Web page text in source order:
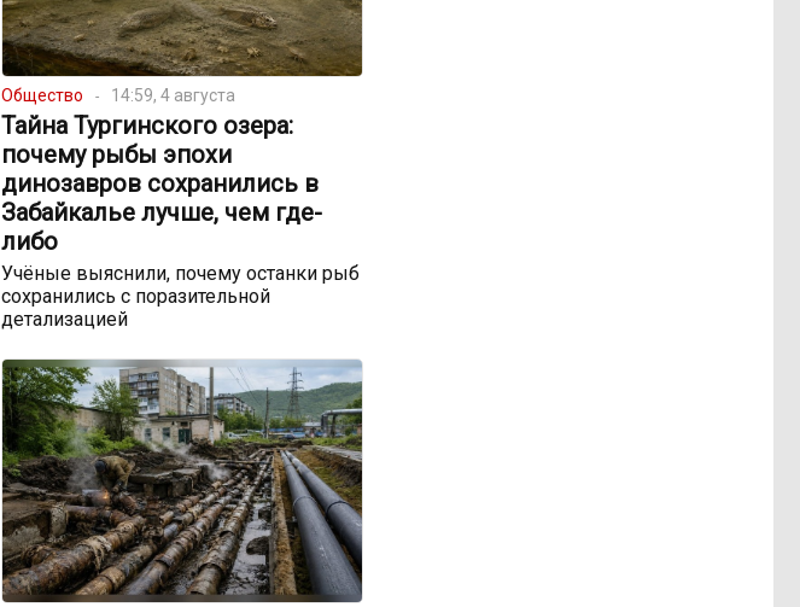
Общество 14:59, 4 августа
Тайна Тургинского озера:
почему рыбы эпохи
динозавров сохранились в
Забайкалье лучше, чем где-
либо
Учёные выяснили, почему останки рыб
сохранились с поразительной
детализацией